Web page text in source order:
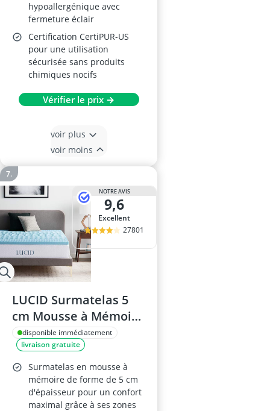
hypoallergénique avec
fermeture éclair
Certification CertiPUR-US
pour une utilisation
sécurisée sans produits
chimiques nocifs
Vérifier le prix →
voir plus
voir moins
NOTRE AVIS
9,6
Excellent
27801
LUCID Surmatelas 5
cm Mousse à Mémoire
Gel 180x200 cm
disponible immédiatement
livraison gratuite
Surmatelas en mousse à
mémoire de forme de 5 cm
d'épaisseur pour un confort
maximal grâce à ses zones